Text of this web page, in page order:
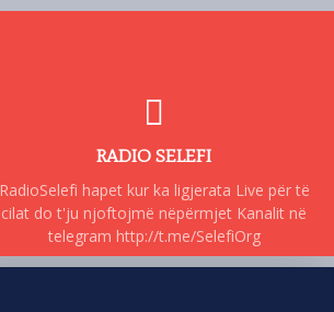
RADIO SELEFI
RadioSelefi hapet kur ka ligjerata Live për të
cilat do t'ju njoftojmë nëpërmjet Kanalit në
telegram http://t.me/SelefiOrg